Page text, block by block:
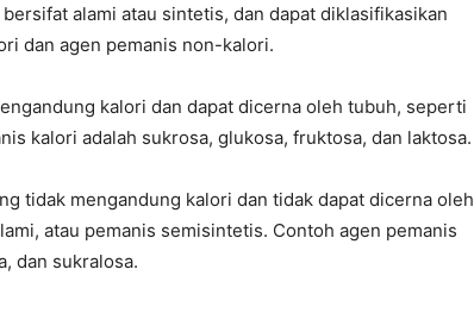
alami atau sintetis, dan dapat diklasifikasikan
dan agen pemanis non-kalori.
kalori dan dapat dicerna oleh tubuh, seperti
kalori adalah sukrosa, glukosa, fruktosa, dan laktosa.
tidak mengandung kalori dan tidak dapat dicerna oleh
atau pemanis semisintetis. Contoh agen pemanis
dan sukralosa.